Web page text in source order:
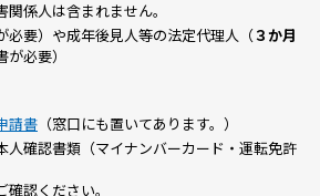
係人は含まれません。
必要）や成年後見人等の法定代理人（３か月
必要）
請書 （窓口にも置いてあります。）
人確認書類（マイナンバーカード・運転免許
確認ください。